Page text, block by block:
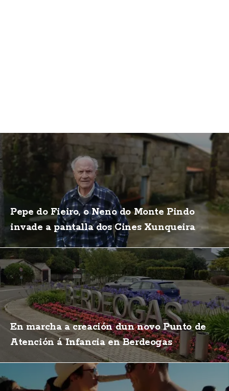
Pepe do Fieiro, o Neno do Monte Pindo
invade a pantalla dos Cines Xunqueira
En marcha a creación dun novo Punto de
Atención á Infancia en Berdeogas